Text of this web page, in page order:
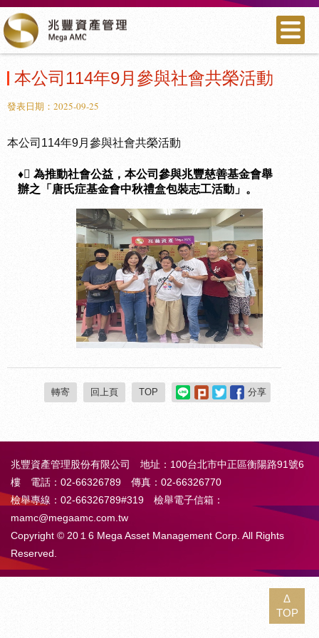
Δ
TOP
本公司114年9月參與社會共榮活動
發表日期：2025-09-25
本公司114年9月參與社會共榮活動
♦ 為推動社會公益，本公司參與兆豐慈善基金會舉
辦之「唐氏症基金會中秋禮盒包裝志工活動」。
轉寄 回上頁 TOP 分享
兆豐資產管理股份有限公司 地址：100台北市中正區衡陽路91號6
樓 電話：02-66326789 傳真：02-66326770
檢舉專線：02-66326789#319 檢舉電子信箱：
mamc@megaamc.com.tw
Copyright © 20１6 Mega Asset Management Corp. All Rights
Reserved.